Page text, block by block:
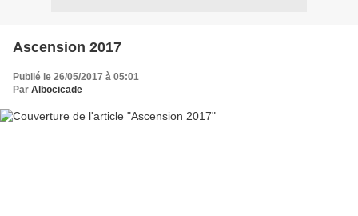
Ascension 2017
Publié le 26/05/2017 à 05:01
Par Albocicade